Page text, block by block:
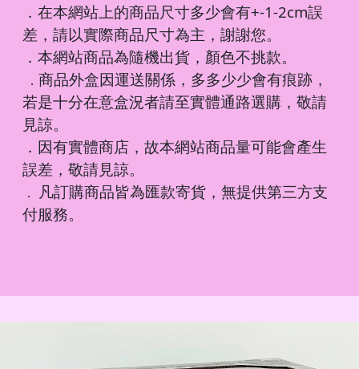
．在本網站上的商品尺寸多少會有+-1-2cm誤
差，請以實際商品尺寸為主，謝謝您。
．本網站商品為隨機出貨，顏色不挑款。
． 商品外盒因運送關係，多多少少會有痕跡，
若是十分在意盒況者請至實體通路選購，敬請
見諒。
．因有實體商店，故本網站商品量可能會產生
誤差，敬請見諒。
． 凡訂購商品皆為匯款寄貨，無提供第三方支
付服務。